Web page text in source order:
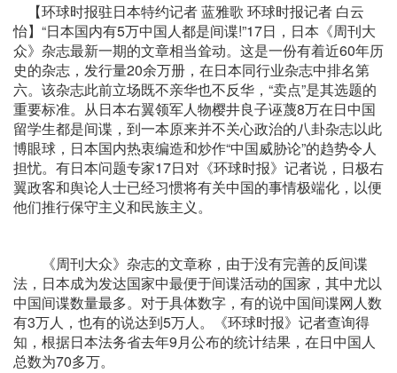
【环球时报驻日本特约记者 蓝雅歌 环球时报记者 白云
怡】“日本国内有5万中国人都是间谍!”17日，日本《周刊大
众》杂志最新一期的文章相当耸动。这是一份有着近60年历
史的杂志，发行量20余万册，在日本同行业杂志中排名第
六。该杂志此前立场既不亲华也不反华，“卖点”是其选题的
重要标准。从日本右翼领军人物樱井良子诬蔑8万在日中国
留学生都是间谍，到一本原来并不关心政治的八卦杂志以此
博眼球，日本国内热衷编造和炒作“中国威胁论”的趋势令人
担忧。有日本问题专家17日对《环球时报》记者说，日极右
翼政客和舆论人士已经习惯将有关中国的事情极端化，以便
他们推行保守主义和民族主义。
《周刊大众》杂志的文章称，由于没有完善的反间谍
法，日本成为发达国家中最便于间谍活动的国家，其中尤以
中国间谍数量最多。对于具体数字，有的说中国间谍网人数
有3万人，也有的说达到5万人。《环球时报》记者查询得
知，根据日本法务省去年9月公布的统计结果，在日中国人
总数为70多万。